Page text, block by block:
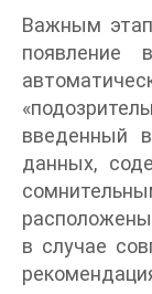
Важным
введенный
данных,
в случае